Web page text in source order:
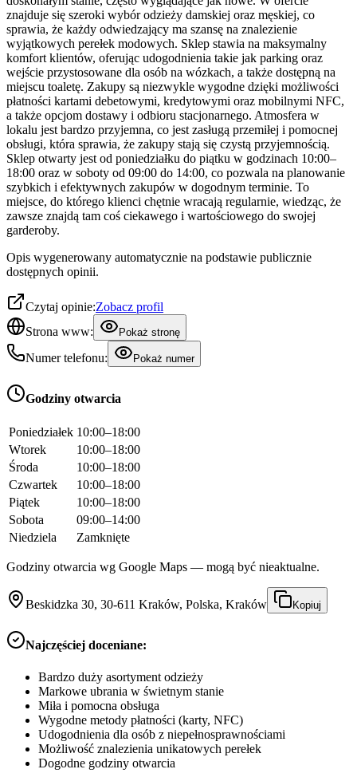
znajduje się szeroki wybór odzieży damskiej oraz męskiej, co
sprawia, że każdy odwiedzający ma szansę na znalezienie
wyjątkowych perełek modowych. Sklep stawia na maksymalny
komfort klientów, oferując udogodnienia takie jak parking oraz
wejście przystosowane dla osób na wózkach, a także dostępną na
miejscu toaletę. Zakupy są niezwykle wygodne dzięki możliwości
płatności kartami debetowymi, kredytowymi oraz mobilnymi NFC,
a także opcjom dostawy i odbioru stacjonarnego. Atmosfera w
lokalu jest bardzo przyjemna, co jest zasługą przemiłej i pomocnej
obsługi, która sprawia, że zakupy stają się czystą przyjemnością.
Sklep otwarty jest od poniedziałku do piątku w godzinach 10:00–
18:00 oraz w soboty od 09:00 do 14:00, co pozwala na planowanie
szybkich i efektywnych zakupów w dogodnym terminie. To
miejsce, do którego klienci chętnie wracają regularnie, wiedząc, że
zawsze znajdą tam coś ciekawego i wartościowego do swojej
garderoby.
Opis wygenerowany automatycznie na podstawie publicznie
dostępnych opinii.
Czytaj opinie:Zobacz profil
Strona www:
Pokaż stronę
Numer telefonu: Pokaż numer
Godziny otwarcia
Poniedziałek 10:00–18:00
Wtorek
10:00–18:00
Środa
10:00–18:00
Czwartek
10:00–18:00
Piątek
10:00–18:00
Sobota
09:00–14:00
Niedziela
Zamknięte
Godziny otwarcia wg Google Maps — mogą być nieaktualne.
Beskidzka 30, 30-611 Kraków, Polska, Kraków Kopiuj
Najczęściej doceniane:
Bardzo duży asortyment odzieży
Markowe ubrania w świetnym stanie
Miła i pomocna obsługa
Wygodne metody płatności (karty, NFC)
Udogodnienia dla osób z niepełnosprawnościami
Możliwość znalezienia unikatowych perełek
Dogodne godziny otwarcia